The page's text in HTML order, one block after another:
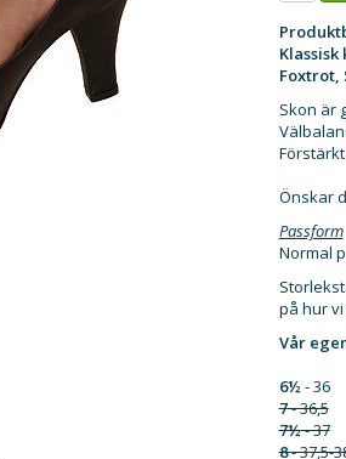
Foxtrot,
Skon är
Önskar
Passform
Normal
på hur
Vår
6½ - 36
7- 36,5
7½- 37
8- 37,5-